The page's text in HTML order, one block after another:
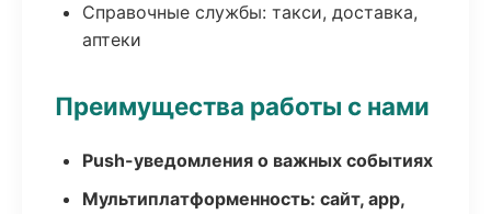
Справочные службы: такси, доставка,
аптеки
Преимущества работы с нами
Push-уведомления о важных событиях
Мультиплатформенность: сайт, app,